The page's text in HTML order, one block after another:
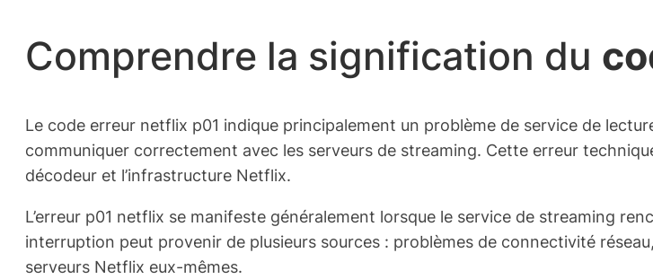
Comprendre la signification du
Le code erreur netflix p01 indique principalement un problème de service de
communiquer correctement avec les serveurs de streaming. Cette erreur
décodeur et l’infrastructure Netflix.
L’erreur p01 netflix se manifeste généralement lorsque le service de streaming
interruption peut provenir de plusieurs sources : problèmes de connectivité
serveurs Netflix eux-mêmes.